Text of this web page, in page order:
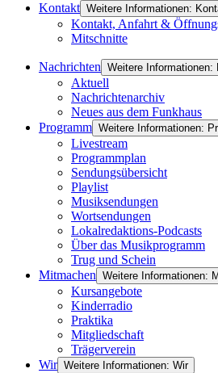
Kontakt Weitere Informationen:
Kontakt, Anfahrt &
Mitschnitte
Nachrichten Weitere Informationen:
Aktuell
Nachrichtenarchiv
Neues aus dem Funkhaus
Programm Weitere Informationen:
Livestream
Programmplan
Sendungsübersicht
Playlist
Musiksendungen
Wortsendungen
Lokalredaktions-Podcasts
Über das Musikprogramm
Trug und Schein
Mitmachen Weitere Informationen:
Kursangebote
Kinderradio
Praktika
Mitgliedschaft
Trägerverein
Wir Weitere Informationen: Wir